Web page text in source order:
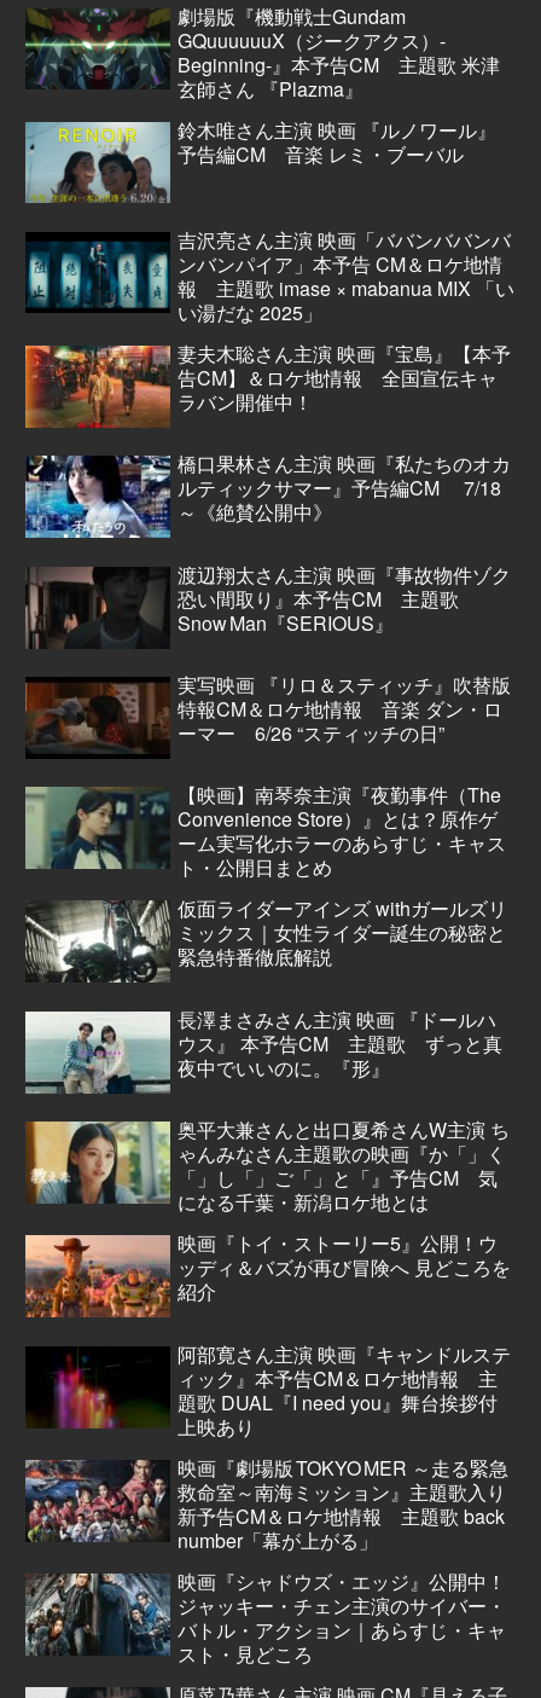
劇場版『機動戦士Gundam
GQuuuuuuX（ジークアクス）-
Beginning-』本予告CM 主題歌 米津
玄師さん 『Plazma』
鈴木唯さん主演 映画 『ルノワール』
予告編CM 音楽 レミ・ブーバル
吉沢亮さん主演 映画「ババンババンバ
ンバンパイア」本予告 CM＆ロケ地情
報 主題歌 imase × mabanua MIX 「い
い湯だな 2025」
妻夫木聡さん主演 映画『宝島』【本予
告CM】＆ロケ地情報 全国宣伝キャ
ラバン開催中！
橋口果林さん主演 映画『私たちのオカ
ルティックサマー』予告編CM 7/18
～《絶賛公開中》
渡辺翔太さん主演 映画『事故物件ゾク
恐い間取り』本予告CM 主題歌
Snow Man『SERIOUS』
実写映画 『リロ＆スティッチ』吹替版
特報CM＆ロケ地情報 音楽 ダン・ロ
ーマー 6/26 “スティッチの日”
【映画】南琴奈主演『夜勤事件（The
Convenience Store）』とは？原作ゲ
ーム実写化ホラーのあらすじ・キャス
ト・公開日まとめ
仮面ライダーアインズ withガールズリ
ミックス｜女性ライダー誕生の秘密と
緊急特番徹底解説
長澤まさみさん主演 映画 『ドールハ
ウス』 本予告CM 主題歌 ずっと真
夜中でいいのに。『形』
奥平大兼さんと出口夏希さんW主演 ち
ゃんみなさん主題歌の映画『か「」く
「」し「」ご「」と「』予告CM 気
になる千葉・新潟ロケ地とは
映画『トイ・ストーリー5』公開！ウ
ッディ＆バズが再び冒険へ 見どころを
紹介
阿部寛さん主演 映画『キャンドルステ
ィック』本予告CM＆ロケ地情報 主
題歌 DUAL『I need you』舞台挨拶付
上映あり
映画『劇場版 TOKYO MER ～走る緊急
救命室～南海ミッション』主題歌入り
新予告CM＆ロケ地情報 主題歌 back
number「幕が上がる」
映画『シャドウズ・エッジ』公開中！
ジャッキー・チェン主演のサイバー・
バトル・アクション｜あらすじ・キャ
スト・見どころ